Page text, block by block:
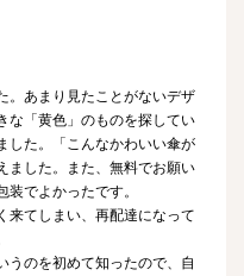
。あまり見たことがないデザ
な「黄色」のものを探してい
した。「こんなかわいい傘が
ました。また、無料でお願い
でよかったです。
来てしまい、再配達になって
うのを初めて知ったので、自